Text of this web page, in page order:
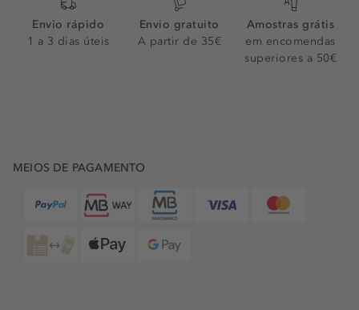
Envio rápido
1 a 3 dias úteis
Envio gratuito
A partir de 35€
Amostras grátis
em encomendas
superiores a 50€
MEIOS DE PAGAMENTO